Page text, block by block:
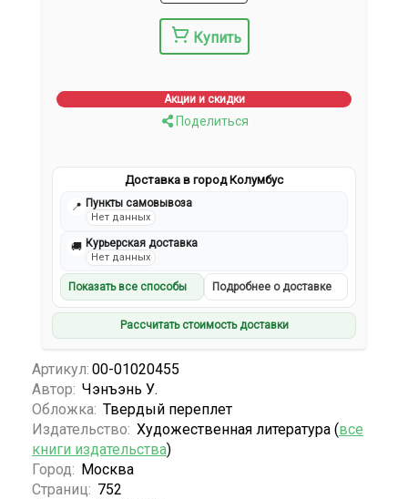
Купить
Акции и скидки
Поделиться
Доставка в город Колумбус
📍 Пункты самовывоза
Нет данных
🚚 Курьерская доставка
Нет данных
Показать все способы Подробнее о доставке
Рассчитать стоимость доставки
Артикул: 00-01020455
Автор: Чэнъэнь У.
Обложка: Твердый переплет
Издательство: Художественная литература (все
книги издательства)
Город: Москва
Страниц: 752